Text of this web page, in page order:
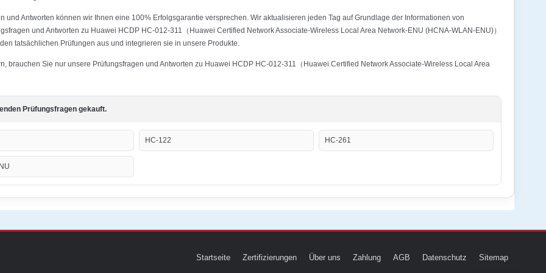
Antworten können wir Ihnen eine 100% Erfolgsgarantie versprechen. Wir aktualisieren jeden Tag auf Grundlage der Informationen von
und Antworten zu Huawei HCDP HC-012-311（Huawei Certified Network Associate-Wireless Local Area Network-ENU (HCNA-WLAN-ENU)）
tatsächlichen Prüfungen aus und integrieren sie in unsere Produkte.
brauchen Sie nur unsere Prüfungsfragen und Antworten zu Huawei HCDP HC-012-311（Huawei Certified Network Associate-Wireless Local Area
Prüfungsfragen gekauft.
HC-122 HC-261
Startseite Zertifizierungen Über uns Zahlung AGB Datenschutz Sitemap